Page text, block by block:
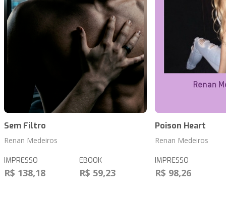
Sem Filtro
Renan Medeiros
IMPRESSO
R$ 138,18
EBOOK
R$ 59,23
Poison Heart
Renan Medeiros
IMPRESSO
R$ 98,26